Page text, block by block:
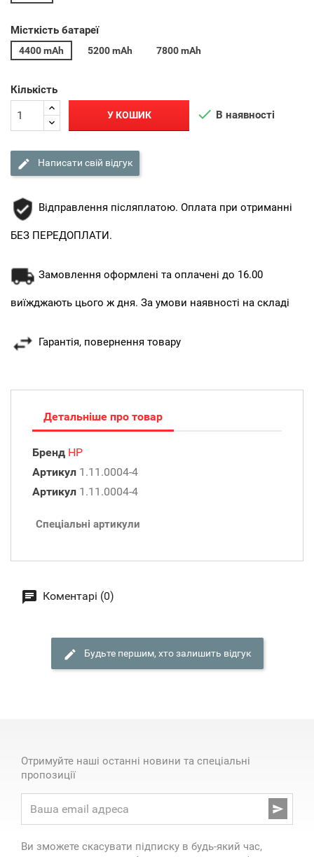
Місткість батареї
4400 mAh 5200 mAh 7800 mAh
Кількість
У КОШИК  В наявності
Написати свій відгук
Відправлення післяплатою. Оплата при отриманні
БЕЗ ПЕРЕДОПЛАТИ.
Замовлення оформлені та оплачені до 16.00
виїжджають цього ж дня. За умови наявності на складі
Гарантія, повернення товару
Детальніше про товар
Бренд HP
Артикул 1.11.0004-4
Артикул 1.11.0004-4
Спеціальні артикули
Коментарі (0)
Будьте першим, хто залишить відгук
Отримуйте наші останні новини та спеціальні
пропозиції

Ви зможете скасувати підписку в будь-який час,